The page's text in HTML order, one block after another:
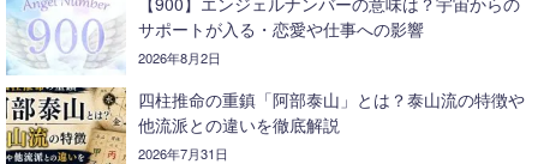
サポートが入る・恋愛や仕事への影響
2026年8月2日
四柱推命の重鎮「阿部泰山」とは？泰山流の特徴や
他流派との違いを徹底解説
2026年7月31日